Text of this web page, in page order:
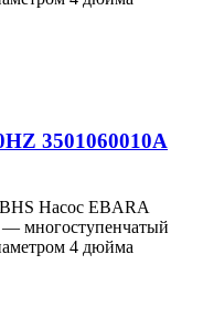
3501060010A
Насос EBARA
— многоступенчатый
4 дюйма